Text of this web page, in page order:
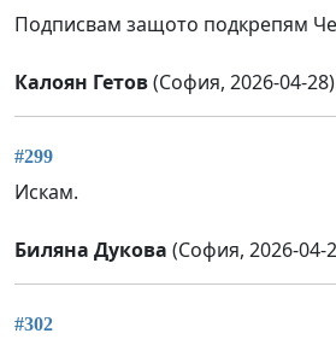
Подписвам защото подкрепям
Калоян Гетов(София, 2026-04-28)
#299
Искам.
Биляна Дукова (София, 2026-04-
#302